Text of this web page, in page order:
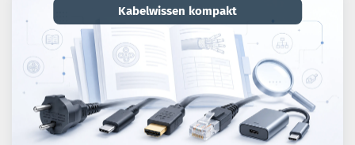
Kabelwissen kompakt